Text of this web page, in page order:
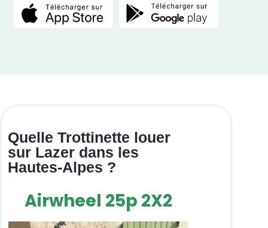
Quelle Trottinette louer
sur Lazer dans les
Hautes-Alpes ?
Airwheel 25p 2X2